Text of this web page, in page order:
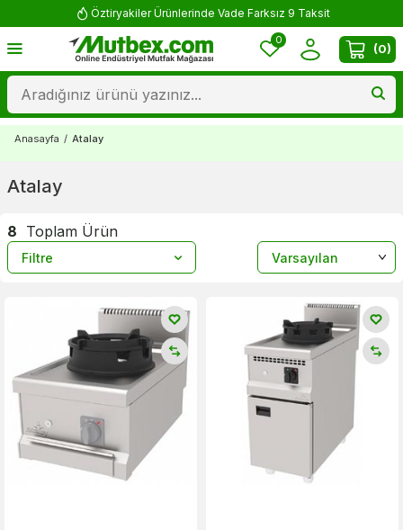
Öztiryakiler Ürünlerinde Vade Farksız 9 Taksit
0
(0)
Anasayfa / Atalay
Atalay
8 Toplam Ürün
Filtre